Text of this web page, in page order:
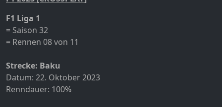
F1 Liga 1
= Saison 32
= Rennen 08 von 11
Strecke: Baku
Datum: 22. Oktober 2023
Renndauer: 100%